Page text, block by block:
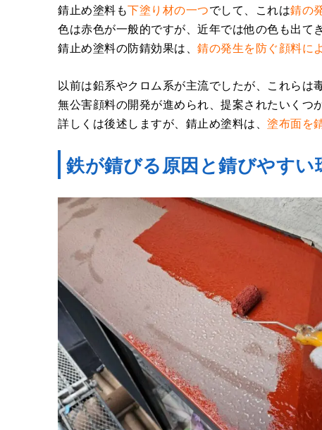
錆止め塗料も下塗り材の一つでして、これは錆の
色は赤色が一般的ですが、近年では他の色も出てき
錆止め塗料の防錆効果は、 錆の発生を防ぐ顔料に
以前は鉛系やクロム系が主流でしたが、これら
無公害顔料の開発が進められ、提案されたいくつ
詳しくは後述しますが、錆止め塗料は、 塗布面を
鉄が錆びる原因と錆びやすい